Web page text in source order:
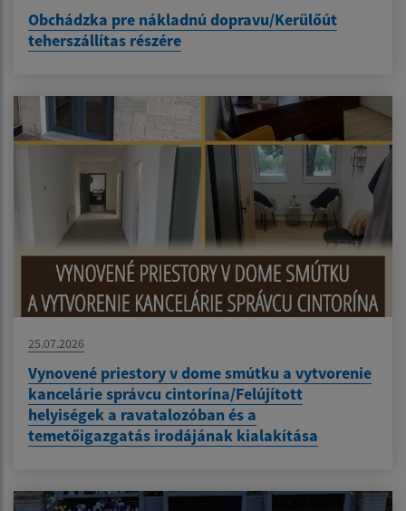
Obchádzka pre nákladnú dopravu/Kerülőút
teherszállítas részére
25.07.2026
Vynovené priestory v dome smútku a vytvorenie
kancelárie správcu cintorína/Felújított
helyiségek a ravatalozóban és a
temetőigazgatás irodájának kialakítása